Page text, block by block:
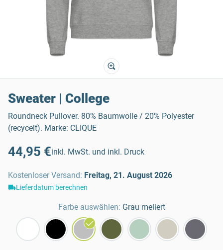
Sweater | College
Roundneck Pullover. 80% Baumwolle / 20% Polyester
(recycelt). Marke: CLIQUE
44,95 €inkl. MwSt. und inkl. Druck
Kostenloser Versand: Freitag, 21. August 2026
Lieferdatum berechnen
Farbe auswählen: Grau meliert